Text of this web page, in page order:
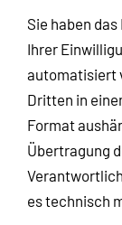
Sie haben
Ihrer
automatisiert
Dritten in
Format
Übertragung
es technisch